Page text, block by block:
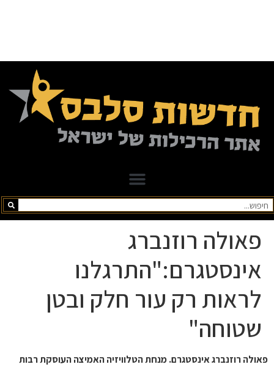
פאולה רוזנברג
אינסטגרם:"התרגלנו
לראות רק עור חלק ובטן
שטוחה"
פאולה רוזנברג אינסטגרם. מנחת הטלוויזיה האמיצה העוסקת רבות